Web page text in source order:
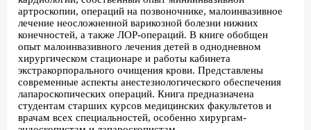
артроскопии, операций на позвоночнике, малоинвазивное
лечение неосложненной варикозной болезни нижних
конечностей, а также ЛОР-операций. В книге обобщен
опыт малоинвазивного лечения детей в однодневном
хирургическом стационаре и работы кабинета
экстракорпорального очищения крови. Представлены
современные аспекты анестезиологического обеспечения
лапароскопических операций. Книга предназначена
студентам старших курсов медицинских факультетов и
врачам всех специальностей, особенно хирургам-